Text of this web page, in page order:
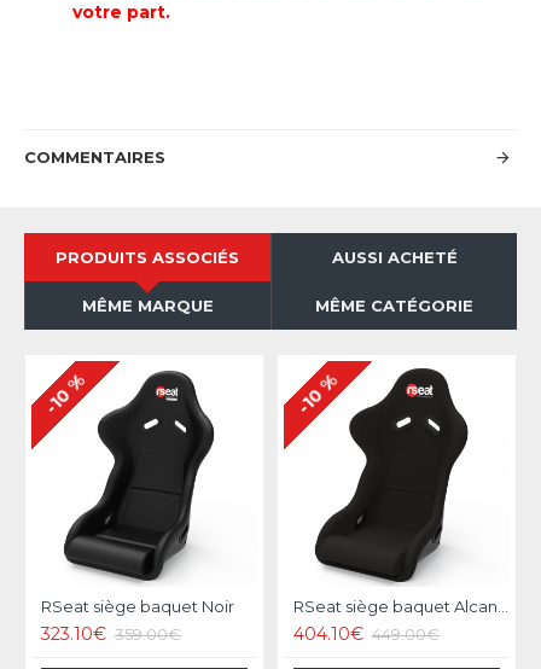
votre part.
COMMENTAIRES
PRODUITS ASSOCIÉS AUSSI ACHETÉ
MÊME MARQUE MÊME CATÉGORIE
-10 %
RSeat siège baquet Noir
323.10€ 359.00€
-10 %
RSeat siège baquet Alcantara
404.10€ 449.00€